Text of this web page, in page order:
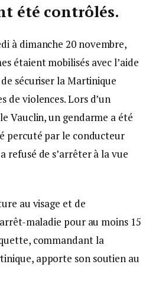
été contrôlés.
à dimanche 20 novembre,
étaient mobilisés avec l’aide
sécuriser la Martinique
de violences. Lors d’un
Vauclin, un gendarme a été
percuté par le conducteur
refusé de s’arrêter à la vue
au visage et de
maladie pour au moins 15
commandant la
apporte son soutien au